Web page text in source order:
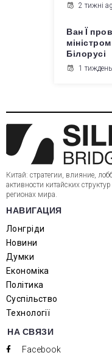
2 тижні
Ван Ї
Білорусі
1
Китай: стратегии, влияние,
активности китайских
регионах мира.
НАВИГАЦИЯ
Лонгріди
Новини
Думки
Економіка
Політика
Суспільство
Технології
НА СВЯЗИ
Facebook